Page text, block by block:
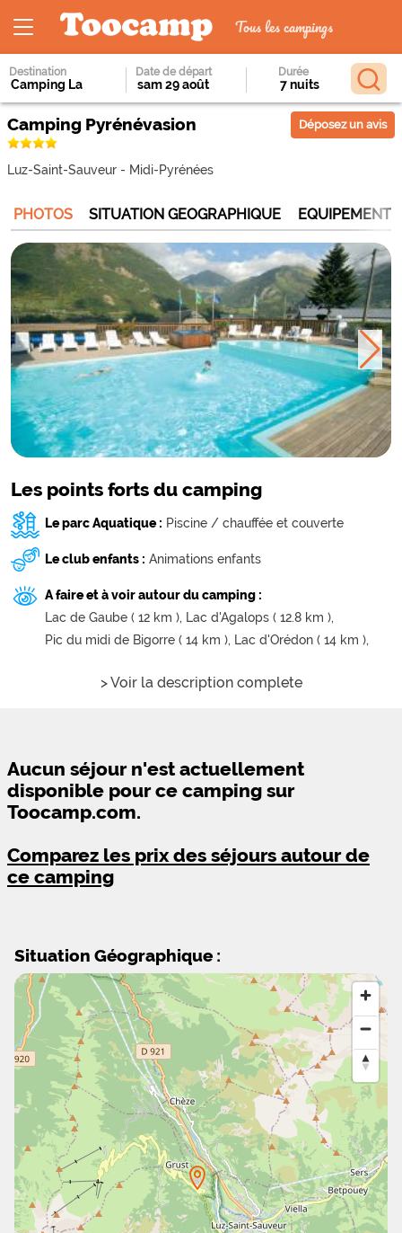
Tous les campings
Destination Date de départ Durée
Camping Pyrénévasion
Luz-Saint-Sauveur - Midi-Pyrénées
Déposez un avis
PHOTOS SITUATION GEOGRAPHIQUE
Les points forts du camping
Le parc Aquatique : Piscine / chauffée et couverte
Le club enfants : Animations enfants
A faire et à voir autour du camping :
Lac de Gaube ( 12 km ), Lac d'Agalops ( 12.8 km ),
Pic du midi de Bigorre ( 14 km ), Lac d'Orédon ( 14 km ),
> Voir la description complete
Aucun séjour n'est actuellement
disponible pour ce camping sur
Toocamp.com.
Comparez les prix des séjours autour de
ce camping
Situation Géographique :